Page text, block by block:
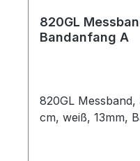
820GL
Bandanfang A
820GL Messband,
cm, weiß, 13mm,